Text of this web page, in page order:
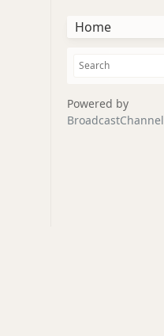
Home
Powered by
BroadcastChannel